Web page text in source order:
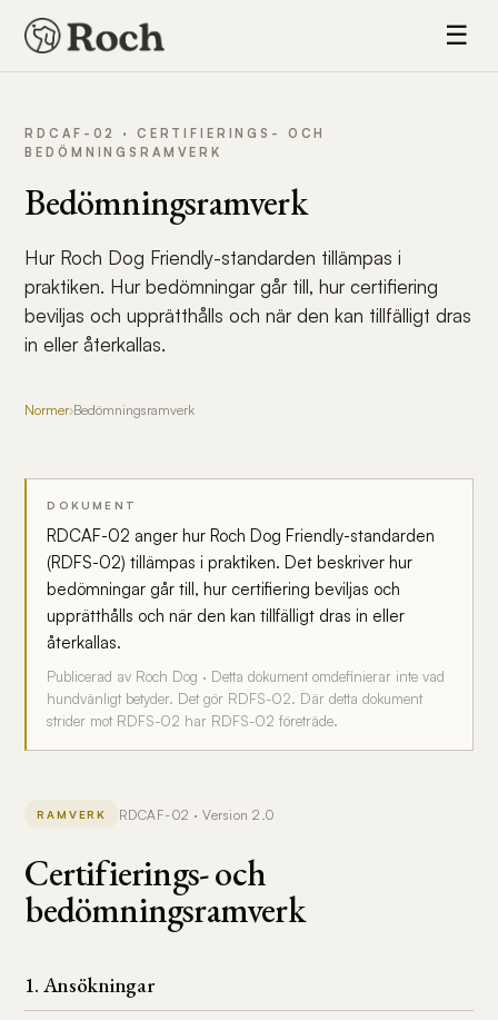
☰
RDCAF-02 · CERTIFIERINGS- OCH
BEDÖMNINGSRAMVERK
Bedömningsramverk
Hur Roch Dog Friendly-standarden tillämpas i
praktiken. Hur bedömningar går till, hur certifiering
beviljas och upprätthålls och när den kan tillfälligt dras
in eller återkallas.
Normer›Bedömningsramverk
DOKUMENT
RDCAF-02 anger hur Roch Dog Friendly-standarden
(RDFS-02) tillämpas i praktiken. Det beskriver hur
bedömningar går till, hur certifiering beviljas och
upprätthålls och när den kan tillfälligt dras in eller
återkallas.
Publicerad av Roch Dog · Detta dokument omdefinierar inte vad
hundvänligt betyder. Det gör RDFS-02. Där detta dokument
strider mot RDFS-02 har RDFS-02 företräde.
RAMVERK RDCAF-02 · Version 2.0
Certifierings- och
bedömningsramverk
1. Ansökningar